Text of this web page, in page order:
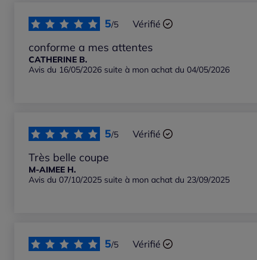
Les plus anciens
5/5 Vérifié
conforme a mes attentes
CATHERINE B.
Avis du 16/05/2026 suite à mon achat du 04/05/2026
5/5 Vérifié
Très belle coupe
M-AIMEE H.
Avis du 07/10/2025 suite à mon achat du 23/09/2025
5/5 Vérifié